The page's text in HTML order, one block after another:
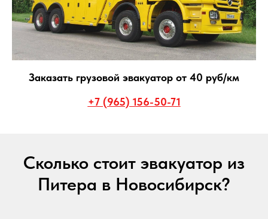
Заказать грузовой эвакуатор от 40 руб/км
+7 (965) 156-50-71
Сколько стоит эвакуатор из
Питера в Новосибирск?